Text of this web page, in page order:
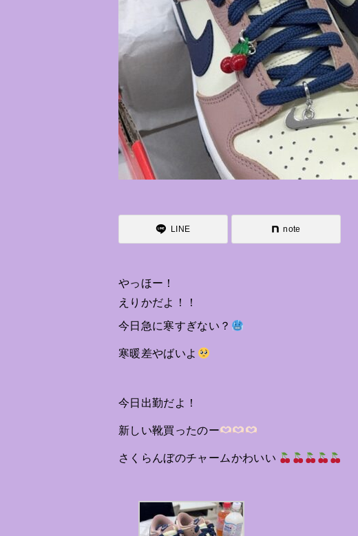
LINE note
やっほー！
えりかだよ！！
今日急に寒すぎない？
寒暖差やばいよ
今日出勤だよ！
新しい靴買ったのー
さくらんぼのチャームかわいい